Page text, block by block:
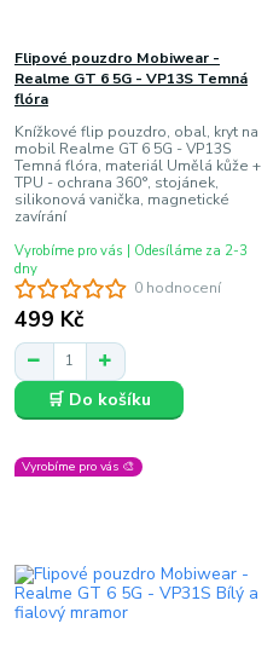
0 hodnocení
Flipové pouzdro Mobiwear -
Realme GT 6 5G - VP13S Temná
flóra
Knížkové flip pouzdro, obal, kryt na
mobil Realme GT 6 5G - VP13S
Temná flóra, materiál Umělá kůže +
TPU - ochrana 360°, stojánek,
silikonová vanička, magnetické
zavírání
499 Kč
Vyrobíme pro vás | Odesíláme za 2-3
dny
🛒 Do košíku
Vyrobíme pro vás 🎨